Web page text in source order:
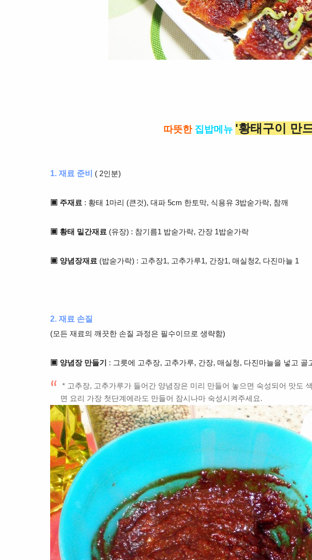
따뜻한 집밥메뉴 '황태구이 만
1. 재료 준비 ( 2인분)
▣ 주재료 : 황태 1마리 (큰것), 대파 5cm 한토막, 식용유 3밥숟가락, 참깨
▣ 황태 밑간재료 (유장) : 참기름1 밥숟가락, 간장 1밥숟가락
▣ 양념장재료 (밥숟가락) : 고추장1, 고추가루1, 간장1, 매실청2, 다진마늘 1
2. 재료 손질
(모든 재료의 깨끗한 손질 과정은 필수이므로 생략함)
▣ 양념장 만들기 : 그릇에 고추장, 고추가루, 간장, 매실청, 다진마늘을 넣고 골
* 고추장, 고추가루가 들어간 양념장은 미리 만들어 놓으면 숙성되어 맛도
면 요리 가장 첫단계에라도 만들어 잠시나마 숙성시켜주세요.